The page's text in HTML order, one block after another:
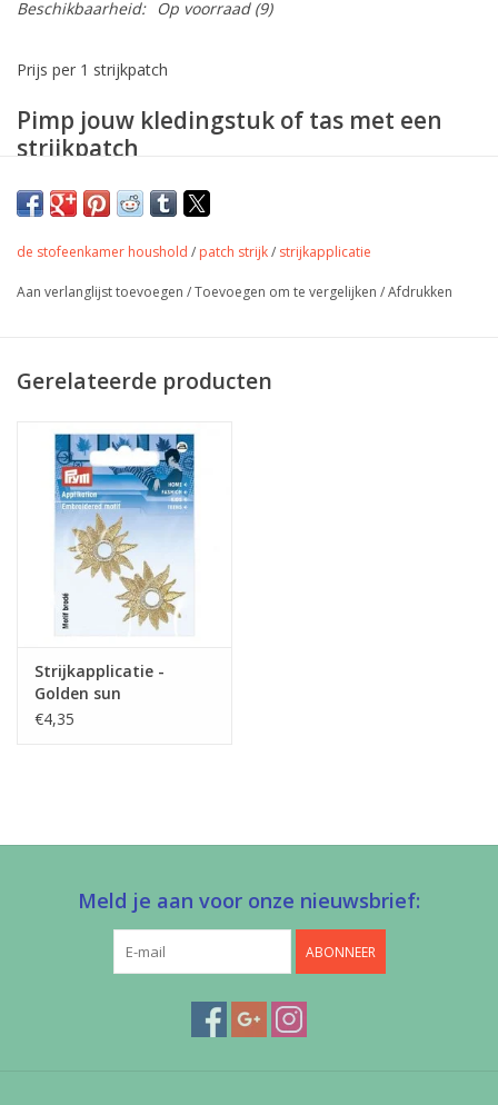
Beschikbaarheid: Op voorraad(9)
Prijs per 1 strijkpatch
Pimp jouw kledingstuk of tas met een
strijkpatch
de stofeenkamer houshold / patch strijk/ strijkapplicatie
Aan verlanglijst toevoegen /Toevoegen om te vergelijken /Afdrukken
Gerelateerde producten
Strijkapplicatie -
Golden sun
€4,35
Meld je aan voor onze nieuwsbrief:
ABONNEER